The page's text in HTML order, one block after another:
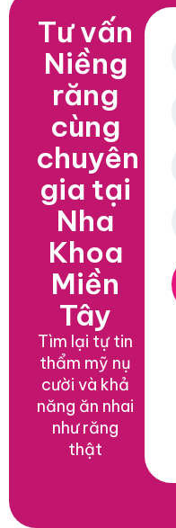
Tư vấn
Niềng
răng
cùng
chuyên
gia tại
Nha
Khoa
Miền
Tây
Tìm lại tự tin
thẩm mỹ nụ
cười và khả
năng ăn nhai
như răng
thật